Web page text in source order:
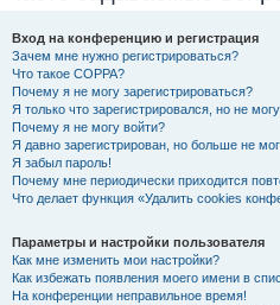
Вход на конференцию и регистрация
Зачем мне нужно регистрироваться?
Что такое COPPA?
Почему я не могу зарегистрироваться?
Я только что зарегистрировался, но не
Почему я не могу войти?
Я давно зарегистрирован, но больше не
Я забыл пароль!
Почему мне периодически приходится
Что делает функция «Удалить cookies
Параметры и настройки пользователя
Как мне изменить мои настройки?
Как избежать появления моего имени в
На конференции неправильное время!